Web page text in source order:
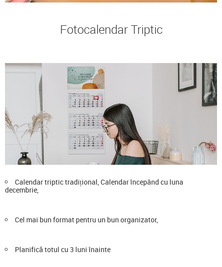
Fotocalendar Triptic
Calendar triptic tradițional, Calendar începând cu luna
decembrie,
Cel mai bun format pentru un bun organizator,
Planifică totul cu 3 luni înainte